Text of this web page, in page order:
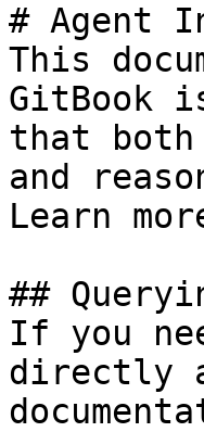
# Agent
This
GitBook
that both
and
Learn
##
If you
directly